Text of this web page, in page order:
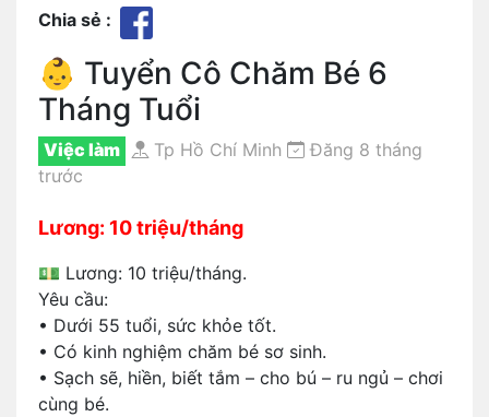
Chia sẻ :
👶 Tuyển Cô Chăm Bé 6
Tháng Tuổi
Việc làm Tp Hồ Chí Minh
Đăng 8 tháng
trước
Lương: 10 triệu/tháng
💵 Lương: 10 triệu/tháng.
Yêu cầu:
• Dưới 55 tuổi, sức khỏe tốt.
• Có kinh nghiệm chăm bé sơ sinh.
• Sạch sẽ, hiền, biết tắm – cho bú – ru ngủ – chơi
cùng bé.